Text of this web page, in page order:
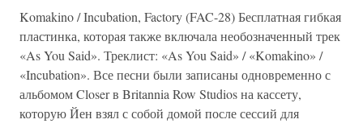
Komakino / Incubation, Factory (FAC-28) Бесплатная гибкая
пластинка, которая также включала необозначенный трек
«As You Said». Треклист: «As You Said» / «Komakino» /
«Incubation». Все песни были записаны одновременно с
альбомом Closer в Britannia Row Studios на кассету,
которую Йен взял с собой домой после сессий для